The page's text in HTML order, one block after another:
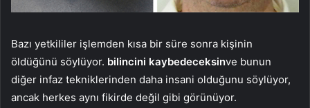
Bazı yetkililer işlemden kısa bir süre sonra kişinin
öldüğünü söylüyor. bilincini kaybedeceksinve bunun
diğer infaz tekniklerinden daha insani olduğunu söylüyor,
ancak herkes aynı fikirde değil gibi görünüyor.